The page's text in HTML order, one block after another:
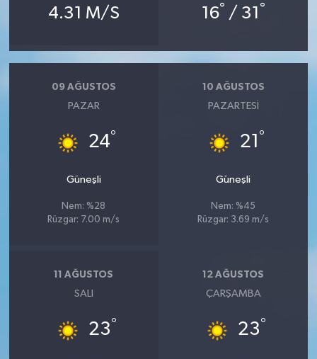
4.31 M/S 16° / 31 °
09 AĞUSTOS
PAZAR
24°
Güneşli
Nem: %28
Rüzgar: 7.00 m/s
10 AĞUSTOS
PAZARTESI
21 °
Güneşli
Nem: %45
Rüzgar: 3.69 m/s
11 AĞUSTOS
SALI
23°
12 AĞUSTOS
ÇARŞAMBA
23°